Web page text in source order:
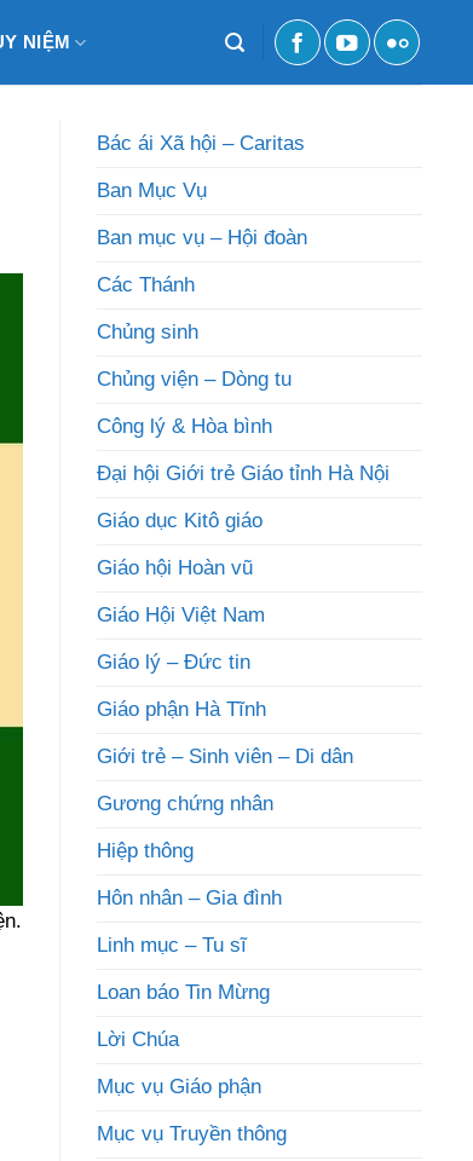
NIỆM
Bác ái Xã hội – Caritas
Ban Mục Vụ
Ban mục vụ – Hội đoàn
Các Thánh
Chủng sinh
Chủng viện – Dòng tu
Công lý & Hòa bình
Đại hội Giới trẻ Giáo tỉnh Hà Nội
Giáo dục Kitô giáo
Giáo hội Hoàn vũ
Giáo Hội Việt Nam
Giáo lý – Đức tin
Giáo phận Hà Tĩnh
Giới trẻ – Sinh viên – Di dân
Gương chứng nhân
Hiệp thông
Hôn nhân – Gia đình
Linh mục – Tu sĩ
Loan báo Tin Mừng
Lời Chúa
Mục vụ Giáo phận
Mục vụ Truyền thông